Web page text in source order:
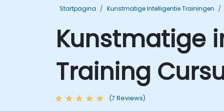
Startpagina Kunstmatige Intelligentie Trainingen
Kunstmatige
Training
(7 Reviews)